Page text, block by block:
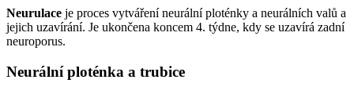
Neurulace je proces vytváření neurální ploténky a neurálních valů a
jejich uzavírání. Je ukončena koncem 4. týdne, kdy se uzavírá zadní
neuroporus.
Neurální ploténka a trubice